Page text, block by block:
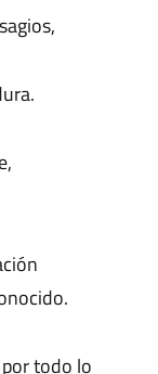
todo lo